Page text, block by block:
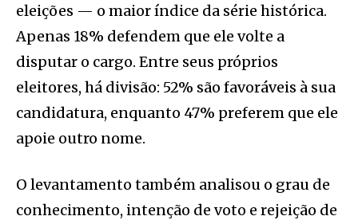
eleições — o maior índice da série histórica.
Apenas 18% defendem que ele volte a
disputar o cargo. Entre seus próprios
eleitores, há divisão: 52% são favoráveis à sua
candidatura, enquanto 47% preferem que ele
apoie outro nome.
O levantamento também analisou o grau de
conhecimento, intenção de voto e rejeição de